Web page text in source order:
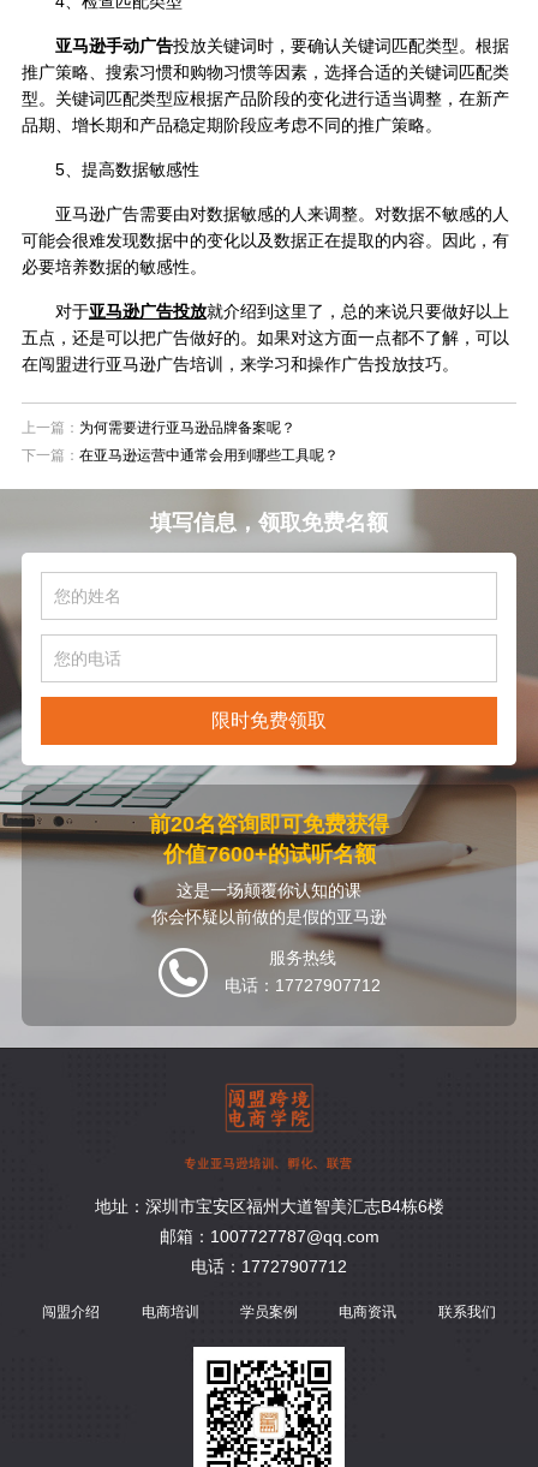
亚马逊手动广告投放关键词时，要确认关键词匹配类型。根据
推广策略、搜索习惯和购物习惯等因素，选择合适的关键词匹配类
型。关键词匹配类型应根据产品阶段的变化进行适当调整，在新产
品期、增长期和产品稳定期阶段应考虑不同的推广策略。
5、提高数据敏感性
亚马逊广告需要由对数据敏感的人来调整。对数据不敏感的人
可能会很难发现数据中的变化以及数据正在提取的内容。因此，有
必要培养数据的敏感性。
对于亚马逊广告投放就介绍到这里了，总的来说只要做好以上
五点，还是可以把广告做好的。如果对这方面一点都不了解，可以
在闯盟进行亚马逊广告培训，来学习和操作广告投放技巧。
上一篇： 为何需要进行亚马逊品牌备案呢？
下一篇： 在亚马逊运营中通常会用到哪些工具呢？
填写信息，领取免费名额
限时免费领取
前20名咨询即可免费获得
价值7600+的试听名额
这是一场颠覆你认知的课
你会怀疑以前做的是假的亚马逊
服务热线
电话：17727907712
地址：深圳市宝安区福州大道智美汇志B4栋6楼
邮箱：1007727787@qq.com
电话：17727907712
闯盟介绍 电商培训 学员案例 电商资讯 联系我们